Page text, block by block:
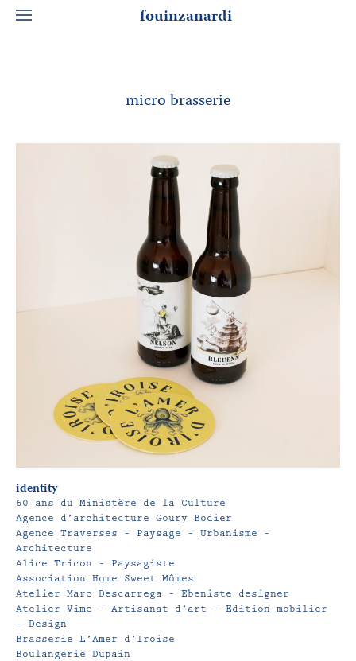
fouinzanardi
micro brasserie
identity
60 ans du Ministère de la Culture
Agence d’architecture Goury Bodier
Agence Traverses – Paysage – Urbanisme –
Architecture
Alice Tricon – Paysagiste
Association Home Sweet Mômes
Atelier Marc Descarrega – Ebeniste designer
Atelier Vime – Artisanat d’art – Edition mobilier
– Design
Brasserie L’Amer d’Iroise
Boulangerie Dupain